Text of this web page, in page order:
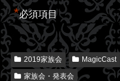
*必須項目
2019家族会 MagicCast
家族会・発表会